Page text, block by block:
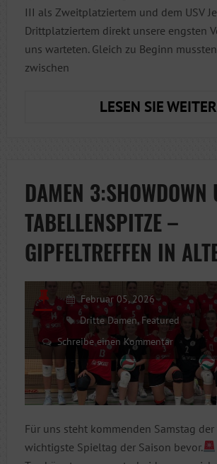
III als Zweitplatziertem und dem USV
Drittplatziertem direkt unsere engsten
uns warteten. Gleich zu Beginn
zwischen
LESEN SIE WEITER
DAMEN 3:SHOWDOWN
TABELLENSPITZE –
GIPFELTREFFEN IN
Februar 05, 2026
Dritte Damen, Featured
Schreibe einen Kommentar
Für uns steht kommenden Samstag
wichtigste Spieltag der Saison bevor.